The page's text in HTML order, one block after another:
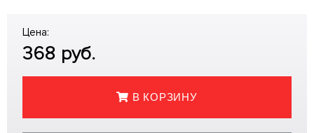
Цена:
368 руб.
В КОРЗИНУ